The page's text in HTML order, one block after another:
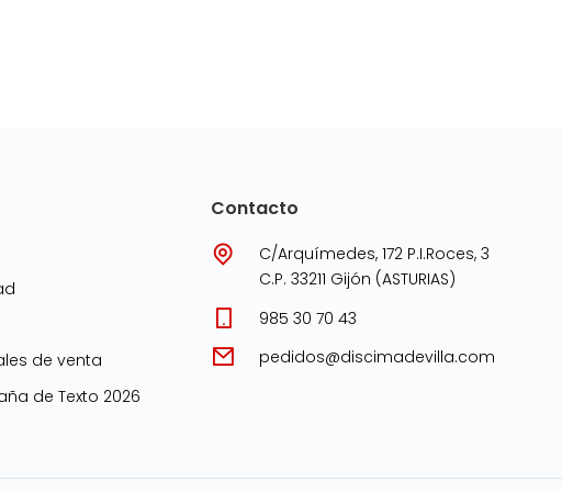
de venta
de Texto 2026
Contacto
C/Arquímedes, 172 P.I.Roces, 3
C.P. 33211 Gijón (ASTURIAS)
985 30 70 43
pedidos@discimadevilla.com